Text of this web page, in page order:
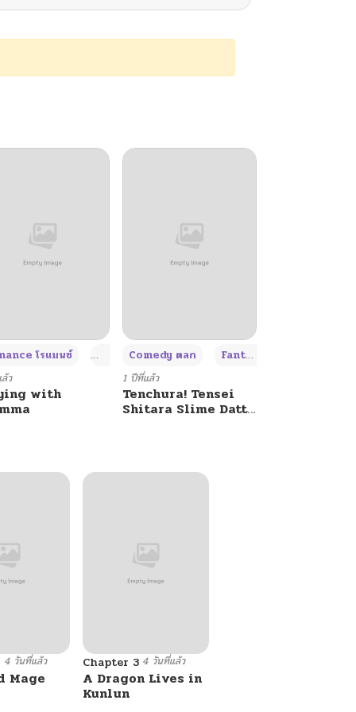
+4
โรแมนซ์ Adult ผู้ใหญ่ +4
ว
with
Comedy ตลก Fantasy แฟนตาซี
1 ปีที่แล้ว
Tenchura! Tensei
Shitara Slime Datta
4 วันที่แล้ว
Mage
Chapter 3 4 วันที่แล้ว
A Dragon Lives in
Kunlun